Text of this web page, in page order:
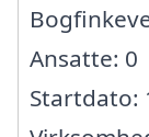
Ansatte: 0
Startdato: